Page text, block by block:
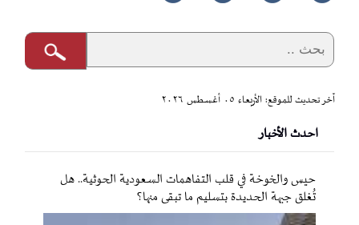
آخر تحديث للموقع: الأربعاء ٠٥ أغسطس ٢٠٢٦
احدث الأخبار
حيس والخوخة في قلب التفاهمات السعودية الحوثية.. هل
تُغلق جبهة الحديدة بتسليم ما تبقى منها؟